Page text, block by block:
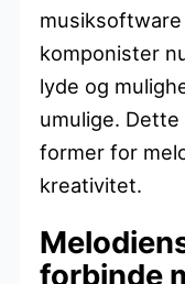
komponister
lyde og
umulige.
former for
kreativitet.
forbinde